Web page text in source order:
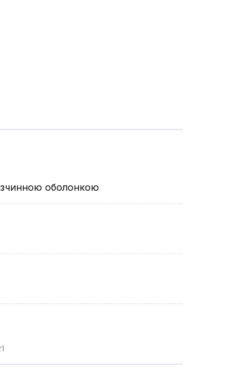
оболонкою